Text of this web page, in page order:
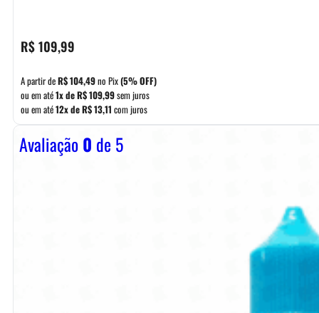
R$109,99
A partir deR$104,49no Pix(5% OFF)
ou em até1x deR$109,99sem juros
ou em até12x deR$13,11 com juros
Avaliação0 de 5